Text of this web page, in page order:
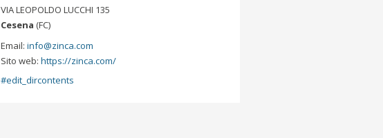
VIA LEOPOLDO LUCCHI 135
Cesena (FC)
Email: info@zinca.com
Sito web: https://zinca.com/
edit_dircontents